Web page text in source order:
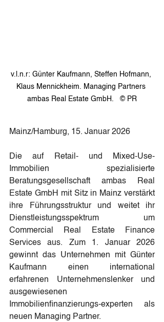
v.l.n.r: Günter Kaufmann, Steffen Hofmann,
Klaus Mennickheim. Managing Partners
ambas Real Estate GmbH.   © PR
Mainz/Hamburg, 15. Januar 2026
Die auf Retail- und Mixed-Use-
Immobilien spezialisierte
Beratungsgesellschaft ambas Real
Estate GmbH mit Sitz in Mainz verstärkt
ihre Führungsstruktur und weitet ihr
Dienstleistungsspektrum um
Commercial Real Estate Finance
Services aus. Zum 1. Januar 2026
gewinnt das Unternehmen mit Günter
Kaufmann einen international
erfahrenen Unternehmenslenker und
ausgewiesenen
Immobilienfinanzierungs-experten als
neuen Managing Partner.